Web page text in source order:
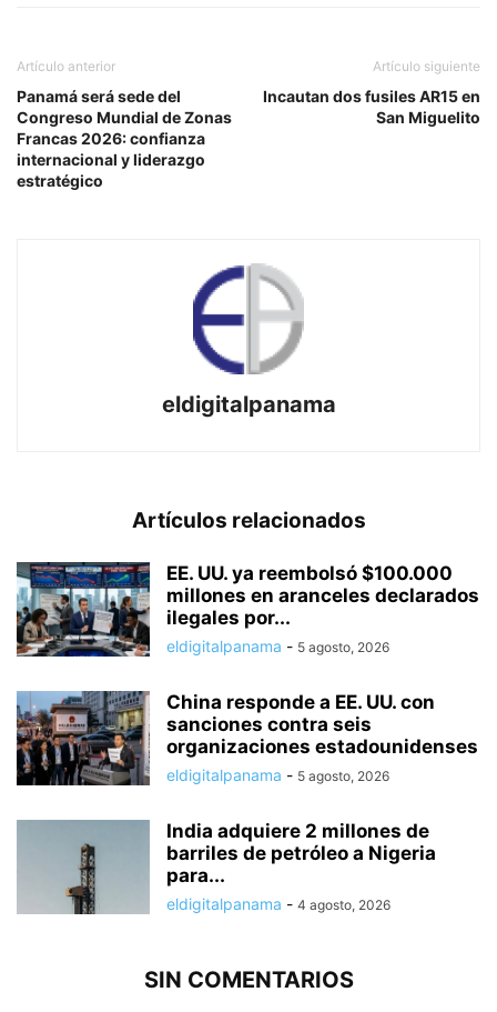
Artículo anterior
Panamá será sede del
Congreso Mundial de Zonas
Francas 2026: confianza
internacional y liderazgo
estratégico
Artículo siguiente
Incautan dos fusiles AR15 en
San Miguelito
eldigitalpanama
Artículos relacionados
EE. UU. ya reembolsó $100.000
millones en aranceles declarados
ilegales por...
eldigitalpanama - 5 agosto, 2026
China responde a EE. UU. con
sanciones contra seis
organizaciones estadounidenses
eldigitalpanama - 5 agosto, 2026
India adquiere 2 millones de
barriles de petróleo a Nigeria
para...
eldigitalpanama - 4 agosto, 2026
SIN COMENTARIOS